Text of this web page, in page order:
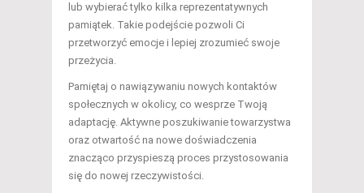
lub wybierać tylko kilka reprezentatywnych
pamiątek. Takie podejście pozwoli Ci
przetworzyć emocje i lepiej zrozumieć swoje
przeżycia.
Pamiętaj o nawiązywaniu nowych kontaktów
społecznych w okolicy, co wesprze Twoją
adaptację. Aktywne poszukiwanie towarzystwa
oraz otwartość na nowe doświadczenia
znacząco przyspieszą proces przystosowania
się do nowej rzeczywistości.